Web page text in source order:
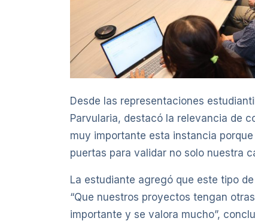
Desde las representaciones
Parvularia, destacó la relevancia de
muy importante esta instancia
puertas para validar no solo nuestra
La estudiante agregó que este tipo
“Que nuestros proyectos tengan
importante y se valora mucho”,